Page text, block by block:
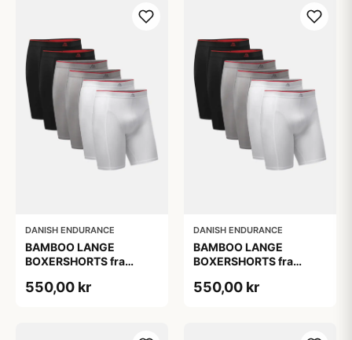
DANISH ENDURANCE
BAMBOO LANGE
BOXERSHORTS fra
Sort/Rød | Grå | Hvid 6-
550,00 kr
DANISH ENDURANCE
BAMBOO LANGE
BOXERSHORTS fra
Sort/Rød | Grå | Hvid 6-
550,00 kr